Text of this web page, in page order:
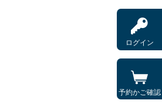
ログイン
予約かご確認